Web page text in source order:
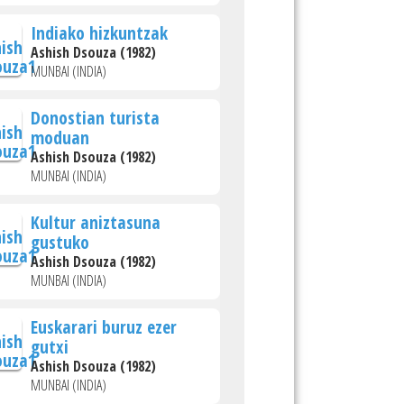
Indiako hizkuntzak
Ashish Dsouza (1982)
MUNBAI (INDIA)
Donostian turista
moduan
Ashish Dsouza (1982)
MUNBAI (INDIA)
Kultur aniztasuna
gustuko
Ashish Dsouza (1982)
MUNBAI (INDIA)
Euskarari buruz ezer
gutxi
Ashish Dsouza (1982)
MUNBAI (INDIA)